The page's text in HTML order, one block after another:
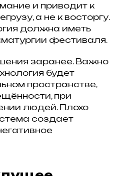
и приводит к
а не к восторгу.
должна иметь
фестиваля.
заранее. Важно
будет
пространстве,
при
людей. Плохо
создает